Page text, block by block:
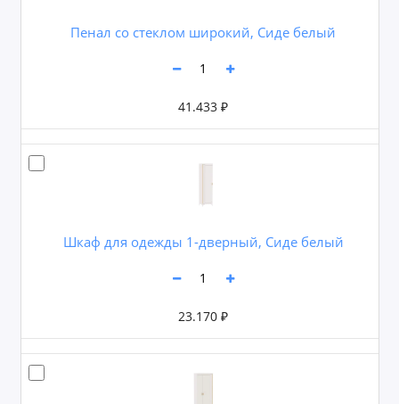
Пенал со стеклом широкий, Сиде белый
41.433 ₽
Шкаф для одежды 1-дверный, Сиде белый
23.170 ₽